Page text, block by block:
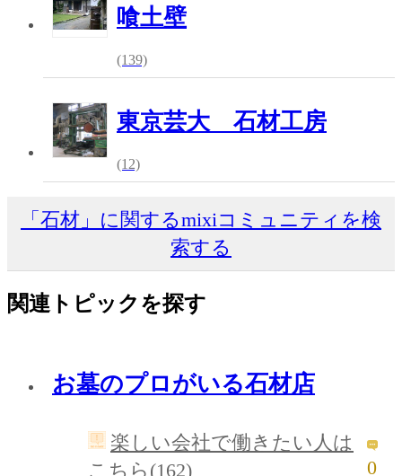
喰土壁
(139)
東京芸大 石材工房
(12)
「石材」に関するmixiコミュニティを検
索する
関連トピックを探す
お墓のプロがいる石材店
楽しい会社で働きたい人は
こちら(162)
0